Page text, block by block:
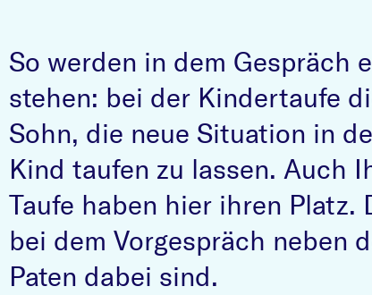
So werden in dem Gespräch
stehen: bei der Kindertaufe
Sohn, die neue Situation in
Kind taufen zu lassen. Auch
Taufe haben hier ihren Platz.
bei dem Vorgespräch neben
Paten dabei sind.